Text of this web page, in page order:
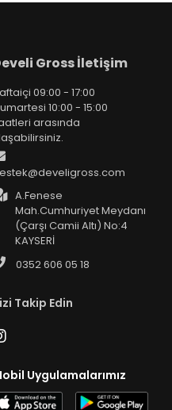
Gross İletişim
09:00 - 17:00
10:00 - 15:00
arasında
A.Fenese
Mah.Cumhuriyet Meydanı
(Çarşı Camii Altı) No:4
KAYSERİ
0352 606 05 18
Takip Edin
Uygulamalarımız